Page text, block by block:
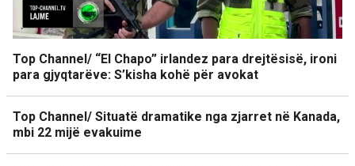
Top Channel/ “El Chapo” irlandez para drejtësisë, ironi
para gjyqtarëve: S’kisha kohë për avokat
Top Channel/ Situatë dramatike nga zjarret në Kanada,
mbi 22 mijë evakuime